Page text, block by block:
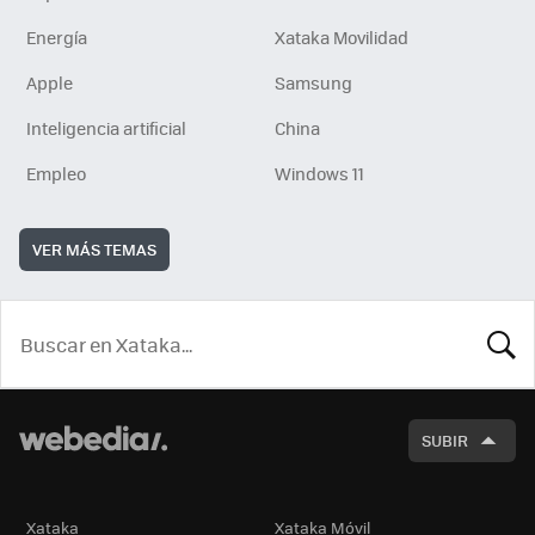
Energía
Xataka Movilidad
Apple
Samsung
Inteligencia artificial
China
Empleo
Windows 11
VER MÁS TEMAS
SUBIR
Xataka Xataka Móvil